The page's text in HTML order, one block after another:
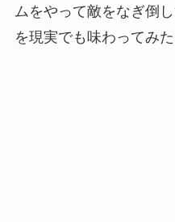
ムをやって敵をなぎ倒
を現実でも味わってみた